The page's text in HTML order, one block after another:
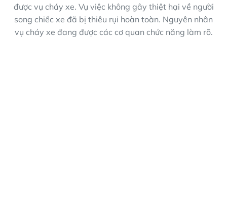
được vụ cháy xe. Vụ việc không gây thiệt hại về người
song chiếc xe đã bị thiêu rụi hoàn toàn. Nguyên nhân
vụ cháy xe đang được các cơ quan chức năng làm rõ.